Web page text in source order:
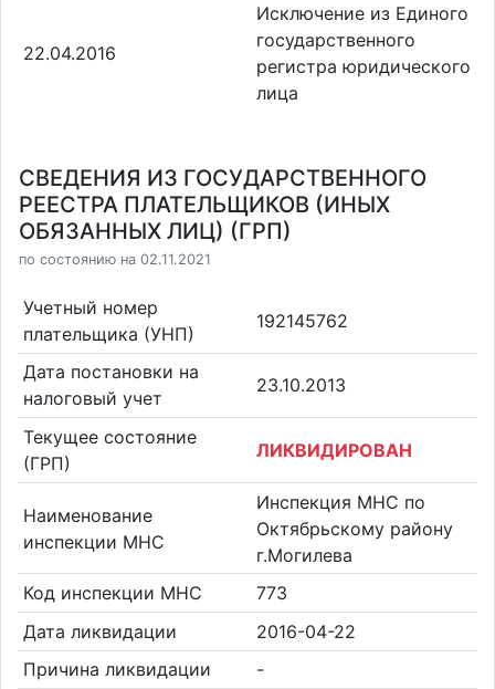
22.04.2016
Исключение из Единого
государственного
регистра юридического
лица
СВЕДЕНИЯ ИЗ ГОСУДАРСТВЕННОГО
РЕЕСТРА ПЛАТЕЛЬЩИКОВ (ИНЫХ
ОБЯЗАННЫХ ЛИЦ) (ГРП)
по состоянию на 02.11.2021
Учетный номер
плательщика (УНП)
192145762
Дата постановки на
налоговый учет
23.10.2013
Текущее состояние
(ГРП)
ЛИКВИДИРОВАН
Наименование
инспекции МНС
Инспекция МНС по
Октябрьскому району
г.Могилева
Код инспекции МНС
773
Дата ликвидации
2016-04-22
Причина ликвидации
-